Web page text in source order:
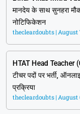
मानदेय के साथ सुनहरा
नोटिफिकेशन
thecleardoubts August
HTAT Head Teacher
टीचर पदों पर भर्ती,
प्रक्रिया
thecleardoubts August